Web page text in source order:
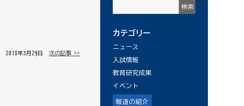
│ 2018年3月29日 │ 次の記事 >>
カテゴリー
ニュース
入試情報
教育研究成果
イベント
報道の紹介